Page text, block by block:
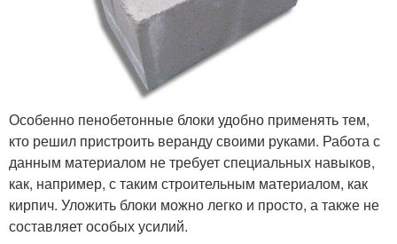
Особенно пенобетонные блоки удобно применять тем,
кто решил пристроить веранду своими руками. Работа с
данным материалом не требует специальных навыков,
как, например, с таким строительным материалом, как
кирпич. Уложить блоки можно легко и просто, а также не
составляет особых усилий.